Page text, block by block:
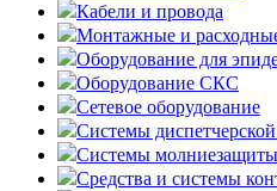
Кабели и провода
Монтажные и
Оборудование для
Оборудование СКС
Сетевое оборудование
Системы
Системы молниезащиты
Средства и системы